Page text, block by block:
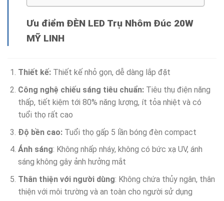
Ưu điểm ĐÈN LED Trụ Nhôm Đúc 20W
MỸ LINH
Thiết kế:Thiết kế nhỏ gọn, dễ dàng lắp đặt
Công nghệ chiếu sáng tiêu chuẩn:Tiêu thụ điện năng
thấp, tiết kiệm tới 80% năng lượng, ít tỏa nhiệt và có
tuổi thọ rất cao
Độ bền cao: Tuổi thọ gấp 5 lần bóng đèn compact
Ánh sáng: Không nhấp nháy, không có bức xạ UV, ánh
sáng không gây ảnh hưởng mắt
Thân thiện với người dùng: Không chứa thủy ngân, thân
thiện với môi trường và an toàn cho người sử dụng